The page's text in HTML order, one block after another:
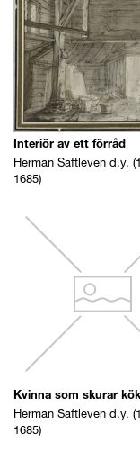
Interiör av ett förråd
Herman Saftleven d.y.
1685)
Kvinna som skurar
Herman Saftleven d.y.
1685)